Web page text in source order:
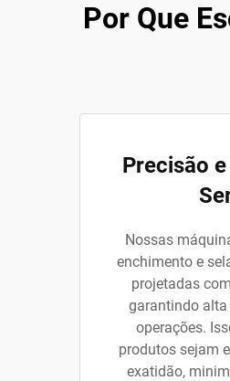
Por Que
Precisão
Nossas
enchimento e
projetadas
garantindo
operações.
produtos sejam
exatidão,